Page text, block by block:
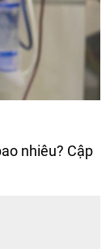
nhiêu? Cập